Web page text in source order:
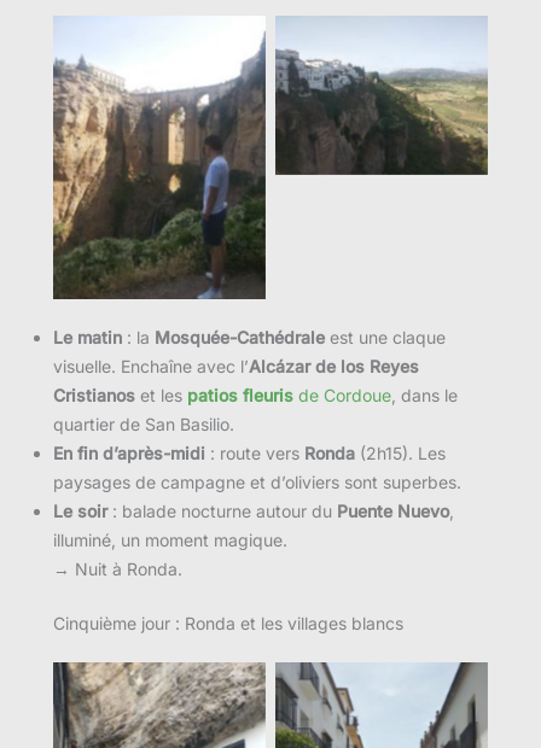
Le matin : la Mosquée-Cathédrale est une claque
visuelle. Enchaîne avec l’Alcázar de los Reyes
Cristianos et les patios fleuris de Cordoue , dans le
quartier de San Basilio.
En fin d’après-midi : route vers Ronda (2h15). Les
paysages de campagne et d’oliviers sont superbes.
Le soir: balade nocturne autour du Puente Nuevo,
illuminé, un moment magique.
→ Nuit à Ronda.
Cinquième jour : Ronda et les villages blancs